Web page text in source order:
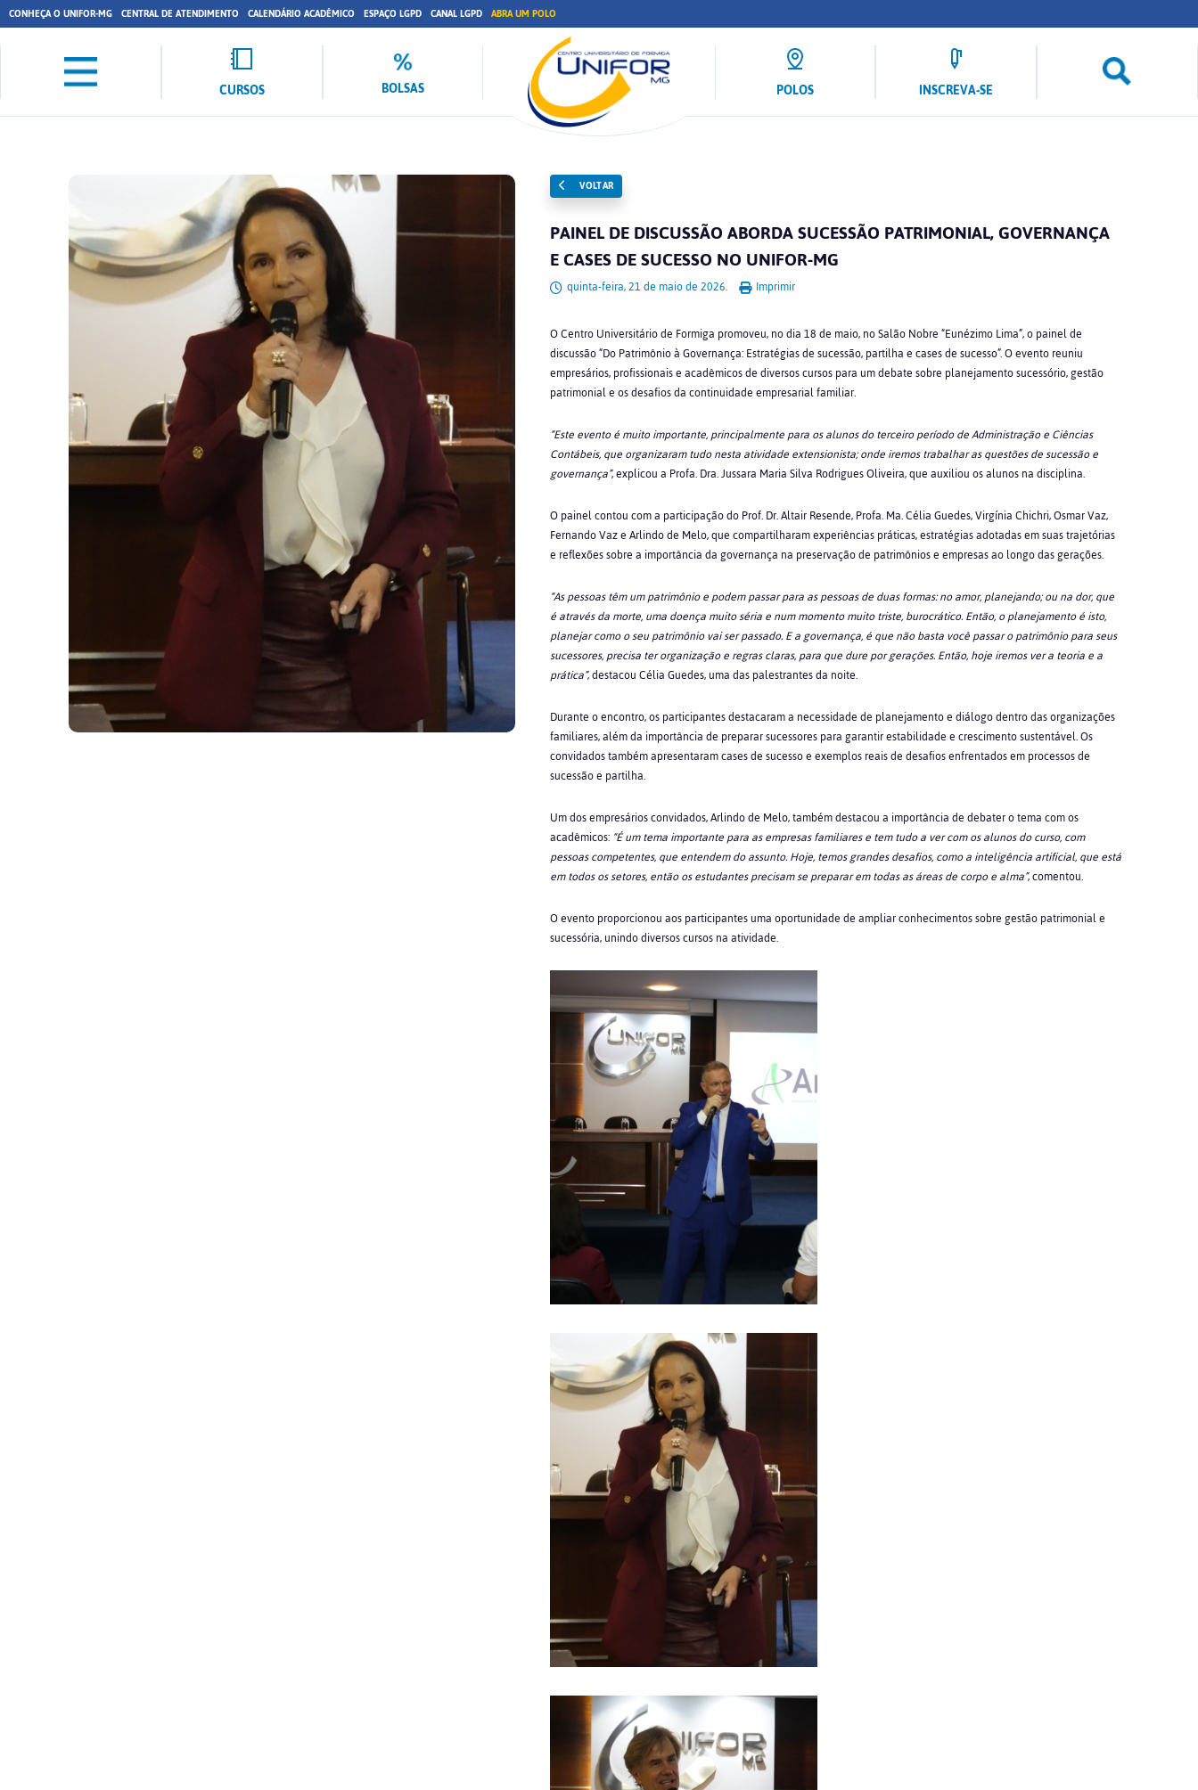
CONHEÇA O UNIFOR-MG CENTRAL DE ATENDIMENTO CALENDÁRIO ACADÊMICO ESPAÇO LGPD CANAL LGPD ABRA UM POLO
CURSOS BOLSAS POLOS INSCREVA-SE
VOLTAR
PAINEL DE DISCUSSÃO ABORDA SUCESSÃO PATRIMONIAL, GOVERNANÇA
E CASES DE SUCESSO NO UNIFOR-MG
quinta-feira, 21 de maio de 2026. Imprimir
O Centro Universitário de Formiga promoveu, no dia 18 de maio, no Salão Nobre “Eunézimo Lima”, o painel de
discussão “Do Patrimônio à Governança: Estratégias de sucessão, partilha e cases de sucesso”. O evento reuniu
empresários, profissionais e acadêmicos de diversos cursos para um debate sobre planejamento sucessório, gestão
patrimonial e os desafios da continuidade empresarial familiar.
“Este evento é muito importante, principalmente para os alunos do terceiro período de Administração e Ciências
Contábeis, que organizaram tudo nesta atividade extensionista; onde iremos trabalhar as questões de sucessão e
governança”, explicou a Profa. Dra. Jussara Maria Silva Rodrigues Oliveira, que auxiliou os alunos na disciplina.
O painel contou com a participação do Prof. Dr. Altair Resende, Profa. Ma. Célia Guedes, Virgínia Chichri, Osmar Vaz,
Fernando Vaz e Arlindo de Melo, que compartilharam experiências práticas, estratégias adotadas em suas trajetórias
e reflexões sobre a importância da governança na preservação de patrimônios e empresas ao longo das gerações.
“As pessoas têm um patrimônio e podem passar para as pessoas de duas formas: no amor, planejando; ou na dor, que
é através da morte, uma doença muito séria e num momento muito triste, burocrático. Então, o planejamento é isto,
planejar como o seu patrimônio vai ser passado. E a governança, é que não basta você passar o patrimônio para seus
sucessores, precisa ter organização e regras claras, para que dure por gerações. Então, hoje iremos ver a teoria e a
prática”, destacou Célia Guedes, uma das palestrantes da noite.
Durante o encontro, os participantes destacaram a necessidade de planejamento e diálogo dentro das organizações
familiares, além da importância de preparar sucessores para garantir estabilidade e crescimento sustentável. Os
convidados também apresentaram cases de sucesso e exemplos reais de desafios enfrentados em processos de
sucessão e partilha.
Um dos empresários convidados, Arlindo de Melo, também destacou a importância de debater o tema com os
acadêmicos: “É um tema importante para as empresas familiares e tem tudo a ver com os alunos do curso, com
pessoas competentes, que entendem do assunto. Hoje, temos grandes desafios, como a inteligência artificial, que está
em todos os setores, então os estudantes precisam se preparar em todas as áreas de corpo e alma”, comentou.
O evento proporcionou aos participantes uma oportunidade de ampliar conhecimentos sobre gestão patrimonial e
sucessória, unindo diversos cursos na atividade.